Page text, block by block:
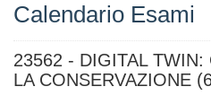
Calendario Esami
23562 - DIGITAL TWIN:
LA CONSERVAZIONE